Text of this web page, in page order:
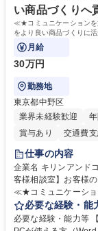
い商品づくりへ
≪★コミュニケーション
をより良い商品づくりに
月給
30万円
勤務地
東京都中野区
業界未経験歓迎
賞与あり
交通費
仕事の内容
企業名 キリンアンドコミュニ
客様相談室】お客様のお
≪★コミュニケーシ
お客様のお声をより
様相談室でのお仕事です。 日々お客様からいただくキリン
意見を、企業活動に
必要な経験・能
必要な経験・能力等